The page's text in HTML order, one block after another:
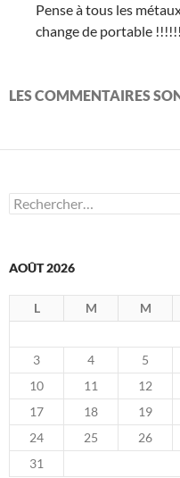
Pense à tous les
change de portable !!!!!!
LES COMMENTAIRES
Rechercher :
AOÛT 2026
L M M
3
4 5
10
11 12
17
18 19
24
25 26
31